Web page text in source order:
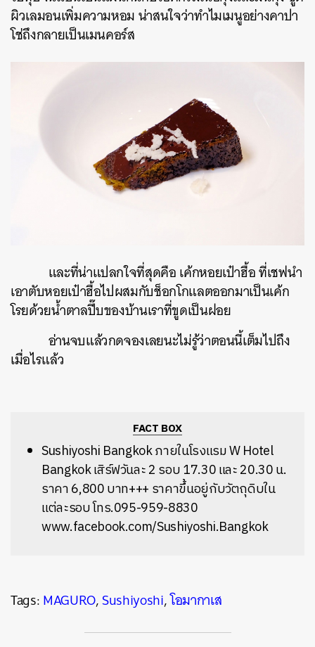
ผิวเลมอนเพิ่มความหอม น่าสนใจว่าทำไมเมนูอย่างคาปา
โช่ถึงกลายเป็นเมนคอร์ส
และที่น่าแปลกใจที่สุดคือ เค้กหอยเป๋าฮื้อ ที่เชฟนำ
เอาตับหอยเป๋าฮื้อไปผสมกับช็อกโกแลตออกมาเป็นเค้ก
โรยด้วยน้ำตาลปี๊บของบ้านเราที่ขูดเป็นฝอย
อ่านจบแล้วกดจองเลยนะไม่รู้ว่าตอนนี้เต็มไปถึง
เมื่อไรแล้ว
FACT BOX
Sushiyoshi Bangkok ภายในโรงแรม W Hotel
Bangkok เสิร์ฟวันละ 2 รอบ 17.30 และ 20.30 น.
ราคา 6,800 บาท+++ ราคาขึ้นอยู่กับวัตถุดิบใน
แต่ละรอบ โทร.095-959-8830
www.facebook.com/Sushiyoshi.Bangkok
Tags:MAGURO,Sushiyoshi,โอมากาเส